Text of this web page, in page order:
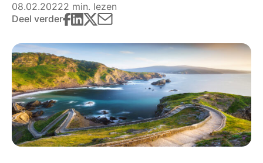
08.02.20222 min. lezen
Deel verder